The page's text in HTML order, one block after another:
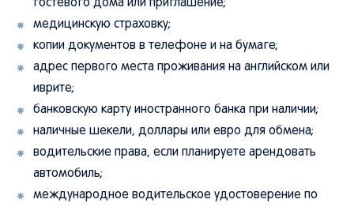
гостевого дома или приглашение;
медицинскую страховку;
копии документов в телефоне и на бумаге;
адрес первого места проживания на английском или
иврите;
банковскую карту иностранного банка при наличии;
наличные шекели, доллары или евро для обмена;
водительские права, если планируете арендовать
автомобиль;
международное водительское удостоверение по